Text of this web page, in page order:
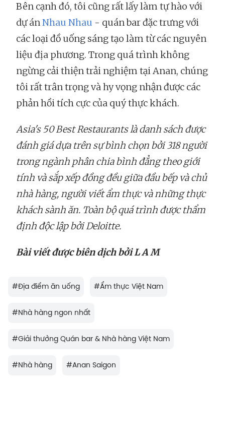
Bên cạnh đó, tôi cũng rất lấy làm tự hào với
dự ánNhau Nhau - quán bar đặc trưng với
các loại đồ uống sáng tạo làm từ các nguyên
liệu địa phương. Trong quá trình không
ngừng cải thiện trải nghiệm tại Anan, chúng
tôi rất trân trọng và hy vọng nhận được các
phản hồi tích cực của quý thực khách.
Asia's 50 Best Restaurants là danh sách được
đánh giá dựa trên sự bình chọn bởi 318 người
trong ngành phân chia bình đẳng theo giới
tính và sắp xếp đồng đều giữa đầu bếp và chủ
nhà hàng, người viết ẩm thực và những thực
khách sành ăn. Toàn bộ quá trình được thẩm
định độc lập bởi Deloitte.
Bài viết được biên dịch bởi L A M
#Địa điểm ăn uống #Ẩm thực Việt Nam
#Nhà hàng ngon nhất
#Giải thưởng Quán bar & Nhà hàng Việt Nam
#Nhà hàng #Anan Saigon